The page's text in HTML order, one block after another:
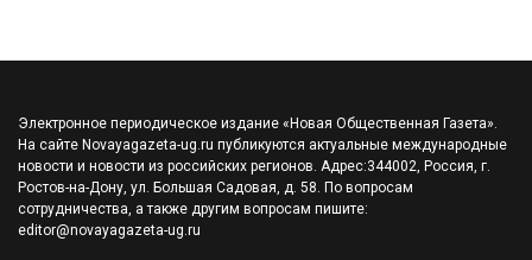
Электронное периодическое издание «Новая Общественная Газета».
На сайте Novayagazeta-ug.ru публикуются актуальные международные
новости и новости из российских регионов. Адрес:344002, Россия, г.
Ростов-на-Дону, ул. Большая Садовая, д. 58. По вопросам
сотрудничества, а также другим вопросам пишите:
editor@novayagazeta-ug.ru